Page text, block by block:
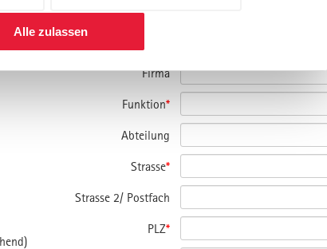
Alle zulassen
Firma
Funktion*
Abteilung
Strasse*
Strasse 2/ Postfach
PLZ*